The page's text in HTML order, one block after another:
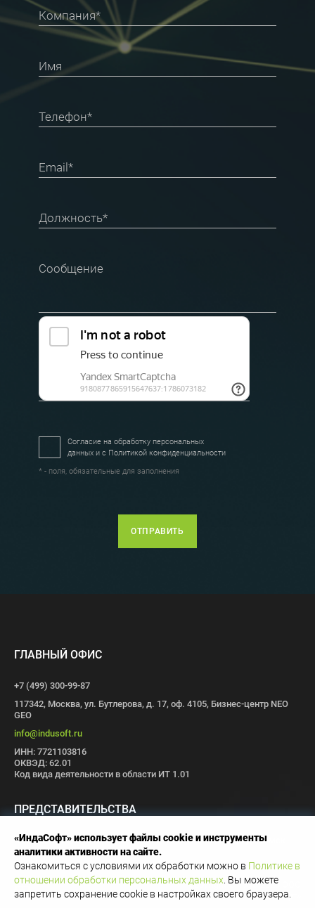
Компания*
Имя
Телефон*
Email*
Должность*
Сообщение
Согласие на обработку персональных
данных и с Политикой конфиденциальности
* - поля, обязательные для заполнения
ОТПРАВИТЬ
ГЛАВНЫЙ ОФИС
+7 (499) 300-99-87
117342, Москва, ул. Бутлерова, д. 17, оф. 4105, Бизнес-центр NEO
GEO
info@indusoft.ru
ИНН: 7721103816
ОКВЭД: 62.01
Код вида деятельности в области ИТ 1.01
ПРЕДСТАВИТЕЛЬСТВА
Москва Санкт-Петербург Пермь Иваново Волгоград
Томск
Иннополис
Copyright © 1996-2026 OOO
«ИндаСофт»
«ИндаСофт» использует файлы cookie и инструменты
аналитики активности на сайте.
Ознакомиться с условиями их обработки можно в Политике в
отношении обработки персональных данных . Вы можете
запретить сохранение cookie в настройках своего браузера.